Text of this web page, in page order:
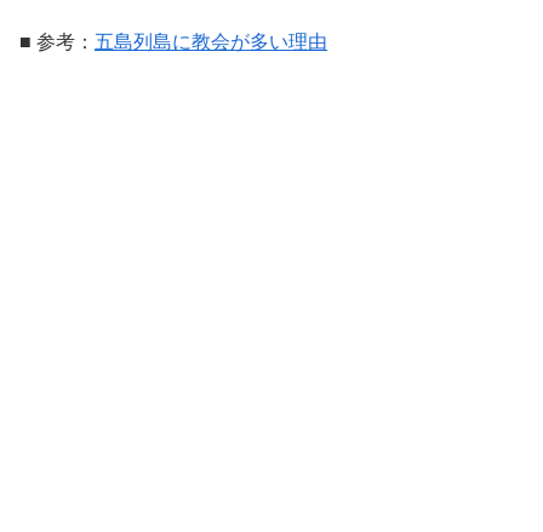
■ 参考： 五島列島に教会が多い理由